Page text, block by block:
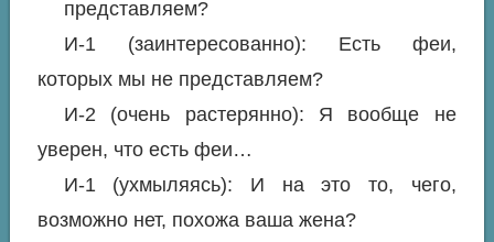
представляем?
И-1 (заинтересованно): Есть феи,
которых мы не представляем?
И-2 (очень растерянно): Я вообще не
уверен, что есть феи…
И-1 (ухмыляясь): И на это то, чего,
возможно нет, похожа ваша жена?